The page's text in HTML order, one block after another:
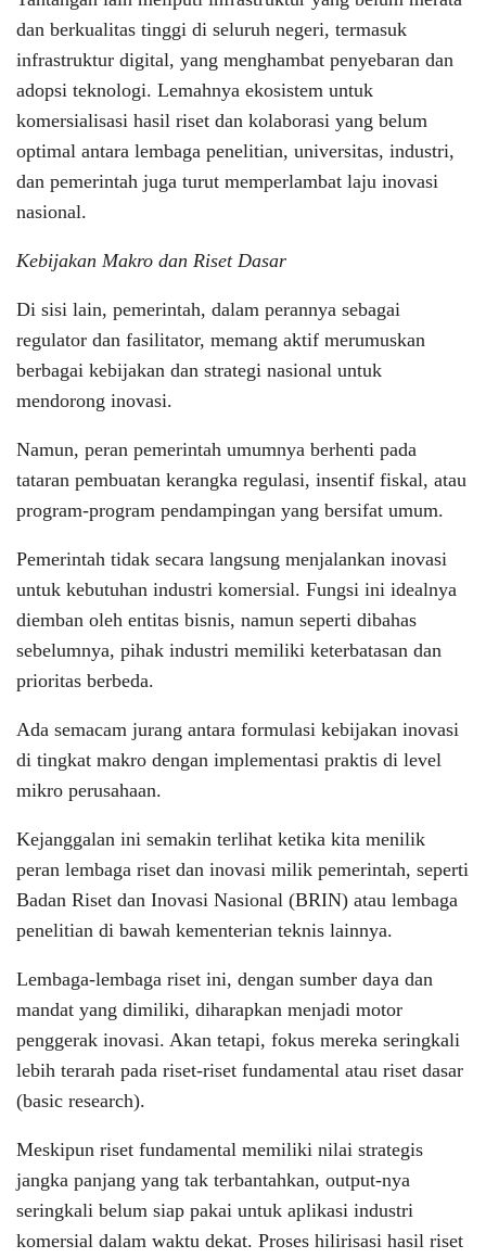
dan berkualitas tinggi di seluruh negeri, termasuk
infrastruktur digital, yang menghambat penyebaran dan
adopsi teknologi. Lemahnya ekosistem untuk
komersialisasi hasil riset dan kolaborasi yang belum
optimal antara lembaga penelitian, universitas, industri,
dan pemerintah juga turut memperlambat laju inovasi
nasional.
Kebijakan Makro dan Riset Dasar
Di sisi lain, pemerintah, dalam perannya sebagai
regulator dan fasilitator, memang aktif merumuskan
berbagai kebijakan dan strategi nasional untuk
mendorong inovasi.
Namun, peran pemerintah umumnya berhenti pada
tataran pembuatan kerangka regulasi, insentif fiskal, atau
program-program pendampingan yang bersifat umum.
Pemerintah tidak secara langsung menjalankan inovasi
untuk kebutuhan industri komersial. Fungsi ini idealnya
diemban oleh entitas bisnis, namun seperti dibahas
sebelumnya, pihak industri memiliki keterbatasan dan
prioritas berbeda.
Ada semacam jurang antara formulasi kebijakan inovasi
di tingkat makro dengan implementasi praktis di level
mikro perusahaan.
Kejanggalan ini semakin terlihat ketika kita menilik
peran lembaga riset dan inovasi milik pemerintah, seperti
Badan Riset dan Inovasi Nasional (BRIN) atau lembaga
penelitian di bawah kementerian teknis lainnya.
Lembaga-lembaga riset ini, dengan sumber daya dan
mandat yang dimiliki, diharapkan menjadi motor
penggerak inovasi. Akan tetapi, fokus mereka seringkali
lebih terarah pada riset-riset fundamental atau riset dasar
(basic research).
Meskipun riset fundamental memiliki nilai strategis
jangka panjang yang tak terbantahkan, output-nya
seringkali belum siap pakai untuk aplikasi industri
komersial dalam waktu dekat. Proses hilirisasi hasil riset